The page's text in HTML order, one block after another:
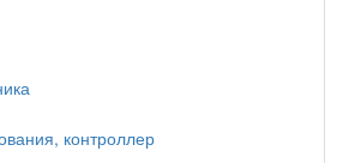
контроллер